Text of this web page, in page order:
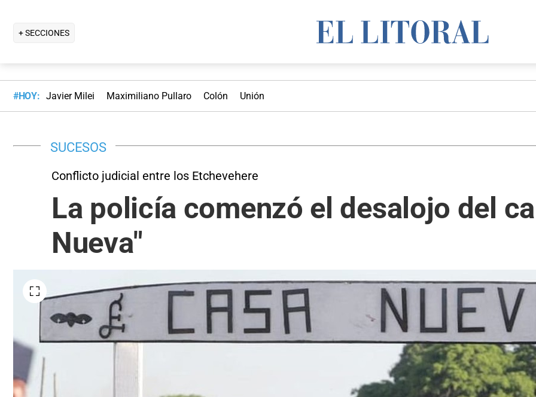
+ SECCIONES
#HOY: Javier Milei Maximiliano Pullaro Colón Unión
SUCESOS
Conflicto judicial entre los Etchevehere
La policía comenzó el desalojo del
Nueva"